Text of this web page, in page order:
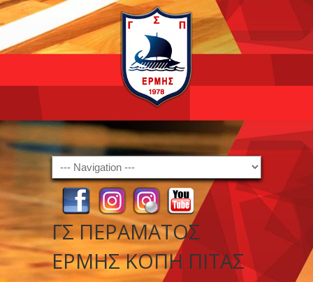
Navigation
ΓΣ ΠΕΡΑΜΑΤΟΣ
ΕΡΜΗΣ ΚΟΠΗ ΠΙΤΑΣ